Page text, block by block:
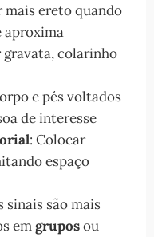
mais ereto quando
aproxima
gravata, colarinho
e pés voltados
de interesse
: Colocar
espaço
sinais são mais
emgruposou